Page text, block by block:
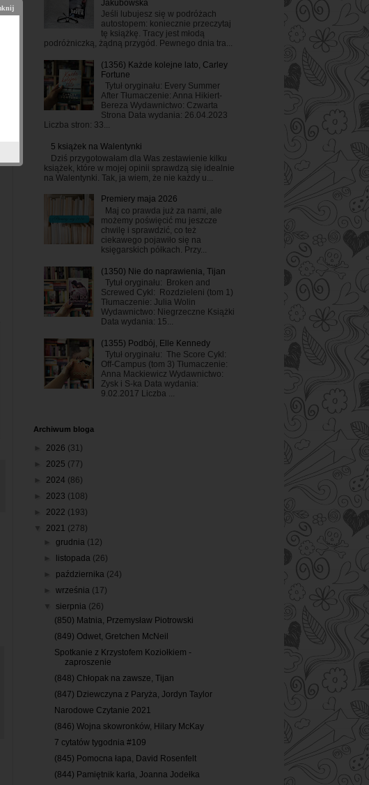
Jakubowska
Jeśli lubujesz się w podróżach
autostopem: koniecznie przeczytaj
tę książkę. Tracy jest młodą
podróżniczką, żądną przygód. Pewnego dnia tra...
(1356) Każde kolejne lato, Carley
Fortune
Tytuł oryginału: Every Summer
After Tłumaczenie: Anna Hikiert-
Bereza Wydawnictwo: Czwarta
Strona Data wydania: 26.04.2023
Liczba stron: 33...
5 książek na Walentynki
Dziś przygotowałam dla Was zestawienie kilku
książek, które w mojej opinii sprawdzą się idealnie
na Walentynki. Tak, ja wiem, że nie każdy u...
Premiery maja 2026
Maj co prawda już za nami, ale
możemy poświęcić mu jeszcze
chwilę i sprawdzić, co też
ciekawego pojawiło się na
księgarskich półkach. Przy...
(1350) Nie do naprawienia, Tijan
Tytuł oryginału: Broken and
Screwed Cykl: Rozdzieleni (tom 1)
Tłumaczenie: Julia Wolin
Wydawnictwo: Niegrzeczne Książki
Data wydania: 15...
(1355) Podbój, Elle Kennedy
Tytuł oryginału: The Score Cykl:
Off-Campus (tom 3) Tłumaczenie:
Anna Mackiewicz Wydawnictwo:
Zysk i S-ka Data wydania:
9.02.2017 Liczba ...
Archiwum bloga
2026 (31)
2025 (77)
2024 (86)
2023 (108)
2022 (193)
2021 (278)
►grudnia (12)
listopada (26)
października (24)
►września (17)
sierpnia (26)
(850) Matnia, Przemysław Piotrowski
(849) Odwet, Gretchen McNeil
Spotkanie z Krzystofem Koziołkiem -
zaproszenie
(848) Chłopak na zawsze, Tijan
(847) Dziewczyna z Paryża, Jordyn Taylor
Narodowe Czytanie 2021
(846) Wojna skowronków, Hilary McKay
7 cytatów tygodnia #109
(845) Pomocna łapa, David Rosenfelt
(844) Pamiętnik karła, Joanna Jodełka